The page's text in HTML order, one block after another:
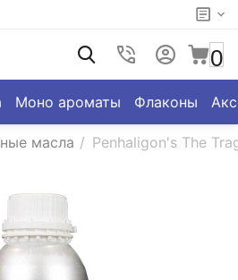
0
Моно ароматы Флаконы
масла / Penhaligon's The